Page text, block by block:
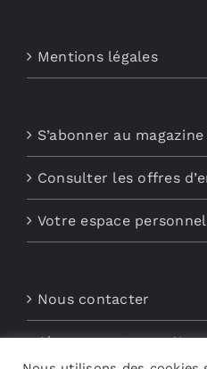
Mentions légales
S’abonner au magazine
Consulter les offres
Votre espace personnel
Nous contacter
Abonnements aux